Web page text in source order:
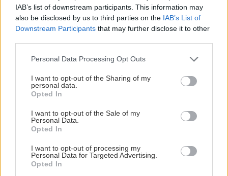
IAB’s list of downstream participants. This information may
also be disclosed by us to third parties on the IAB’s List of
Downstream Participants that may further disclose it to other
Please note that this website/app uses one or more Google
not limited to your visit or usage behaviour. You may click to
grant or deny consent to Google and its third-party tags to
use your data for below specified purposes in below Google
consent section.
Personal Data Processing Opt Outs
I want to opt-out of the Sharing of my
personal data.
Opted In
I want to opt-out of the Sale of my
Personal Data.
Opted In
I want to opt-out of processing my
Personal Data for Targeted Advertising.
Opted In
Το εντυπωσιακό Δημαρχείο στη μια άκρη της,
τεράστιο (21 τόνοι μολύβδου χρειάστηκαν για να
ολοκληρωθεί) γλυπτό-σιντριβάνι με τα τέσσερα
άλογα που τραβούν ένα άρμα, συμβολίζοντας
τους ποταμούς που καλπάζουν προς τη θάλασσα,